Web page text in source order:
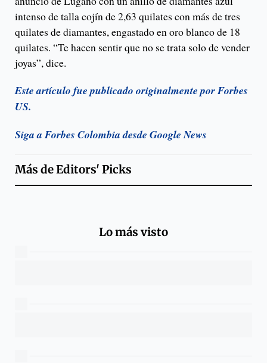
intenso de talla cojín de 2,63 quilates con más de tres
quilates de diamantes, engastado en oro blanco de 18
quilates. “Te hacen sentir que no se trata solo de vender
joyas”, dice.
Este artículo fue publicado originalmente por Forbes
US.
Siga a Forbes Colombia desde Google News
Más deEditors' Picks
Lo más visto